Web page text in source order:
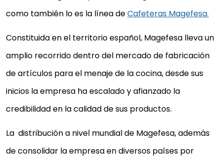
como también lo es la línea deCafeteras Magefesa.
Constituida en el territorio español, Magefesa lleva un
amplio recorrido dentro del mercado de fabricación
de artículos para el menaje de la cocina, desde sus
inicios la empresa ha escalado y afianzado la
credibilidad en la calidad de sus productos.
La distribución a nivel mundial de Magefesa, además
de consolidar la empresa en diversos países por